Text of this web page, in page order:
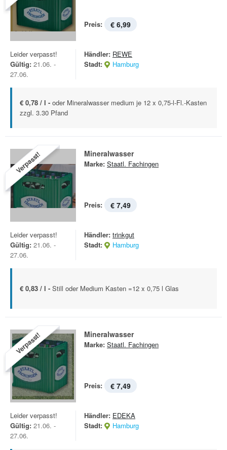
Preis: € 6,99
Leider verpasst!
Gültig: 21.06. -
27.06.
Händler: REWE
Stadt:
Hamburg
€ 0,78 / l - oder Mineralwasser medium je 12 x 0,75-l-Fl.-Kasten
zzgl. 3.30 Pfand
Verpasst! Mineralwasser
Marke: Staatl. Fachingen
Preis: € 7,49
Leider verpasst!
Gültig: 21.06. -
27.06.
Händler: trinkgut
Stadt:
Hamburg
€ 0,83 / l - Still oder Medium Kasten =12 x 0,75 l Glas
Verpasst! Mineralwasser
Marke: Staatl. Fachingen
Preis: € 7,49
Leider verpasst!
Gültig: 21.06. -
27.06.
Händler: EDEKA
Stadt:
Hamburg